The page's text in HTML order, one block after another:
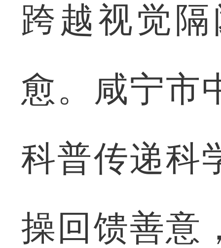
跨越视觉
愈。咸宁市
科普传递科
操回馈善意